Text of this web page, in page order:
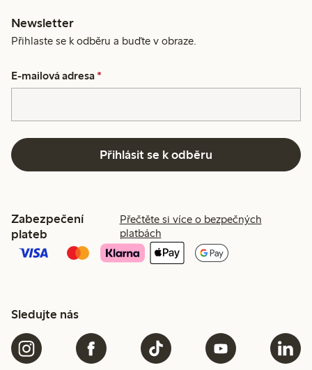
Newsletter
Přihlaste se k odběru a buďte v obraze.
E-mailová adresa *
Přihlásit se k odběru
Zabezpečení
plateb
Přečtěte si více o bezpečných
platbách
Sledujte nás